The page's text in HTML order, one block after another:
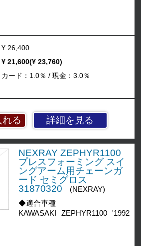
詳細を見る
¥ 26,400
¥ 21,600(¥ 23,760)
カード：1.0％ / 現金：3.0％
NEXRAY ZEPHYR1100
プレスフォーミング スイ
ングアーム用チェーンガ
ード セミグロス
31870320
(NEXRAY)
◆適合車種
KAWASAKI ZEPHYR1100 '1992